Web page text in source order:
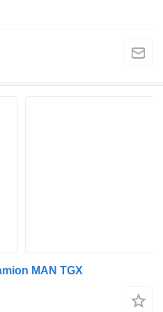
MAN TGX